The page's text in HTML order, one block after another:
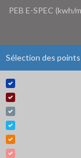
PEB E-SPEC (kwh/
Sélection des